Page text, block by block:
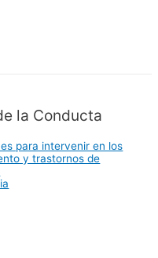
la Conducta
para intervenir en los
y trastornos de